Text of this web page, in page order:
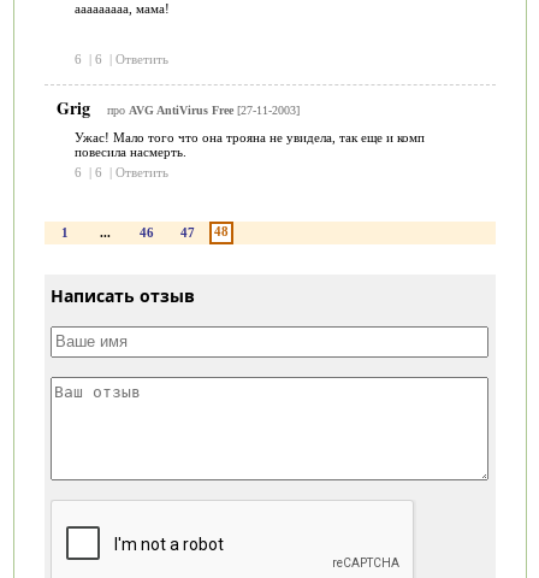
ааааааааа, мама!
6 | 6 | Ответить
Grig про AVG AntiVirus Free [27-11-2003]
Ужас! Мало того что она трояна не увидела, так еще и комп
повесила насмерть.
6
| 6 | Ответить
1 ... 46 47 48
Написать отзыв